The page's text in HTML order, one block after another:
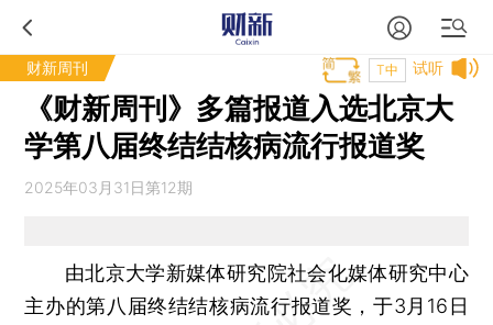
财新周刊 试听
T中
《财新周刊》多篇报道入选北京大
学第八届终结结核病流行报道奖
2025年03月31日第12期
由北京大学新媒体研究院社会化媒体研究中心
主办的第八届终结结核病流行报道奖，于3月16日